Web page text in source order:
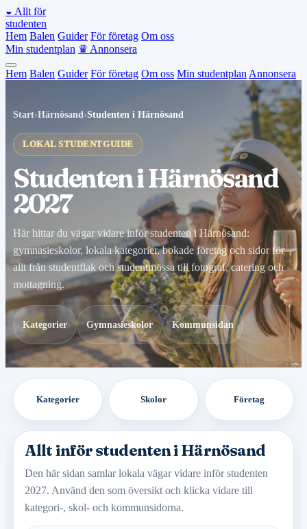
◒ Allt för
studenten
Hem Balen Guider För företag Om oss
Min studentplan ♛ Annonsera
Hem Balen Guider För företag Om oss Min studentplan Annonsera
Start›Härnösand›Studenten i Härnösand
LOKAL STUDENTGUIDE
Studenten i Härnösand
2027
Här hittar du vägar vidare inför studenten i Härnösand:
gymnasieskolor, lokala kategorier, bokade företag och sidor för
allt från studentflak och studentmössa till fotograf, catering och
mottagning.
Kategorier Gymnasieskolor Kommunsidan
Kategorier Skolor Företag
Allt inför studenten i Härnösand
Den här sidan samlar lokala vägar vidare inför studenten
2027. Använd den som översikt och klicka vidare till
kategori-, skol- och kommunsidorna.